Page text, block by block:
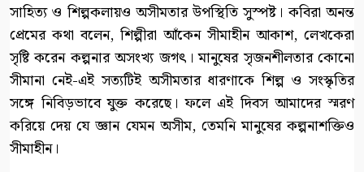
সাহিত্য ও শিল্পকলায়ও অসীমতার উপস্থিতি সুস্পষ্ট। কবিরা অনন্ত
প্রেমের কথা বলেন, শিল্পীরা আঁকেন সীমাহীন আকাশ, লেখকেরা
সৃষ্টি করেন কল্পনার অসংখ্য জগৎ। মানুষের সৃজনশীলতার কোনো
সীমানা নেই-এই সত্যটিই অসীমতার ধারণাকে শিল্প ও সংস্কৃতির
সঙ্গে নিবিড়ভাবে যুক্ত করেছে। ফলে এই দিবস আমাদের স্মরণ
করিয়ে দেয় যে জ্ঞান যেমন অসীম, তেমনি মানুষের কল্পনাশক্তিও
সীমাহীন।